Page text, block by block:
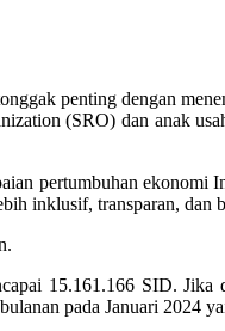
penting dengan
(SRO) dan anak
pertumbuhan ekonomi
inklusif, transparan, dan
15.161.166 SID. Jika
pada Januari 2024